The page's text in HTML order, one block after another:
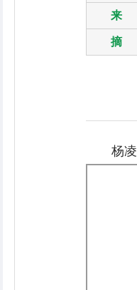
来
摘
杨